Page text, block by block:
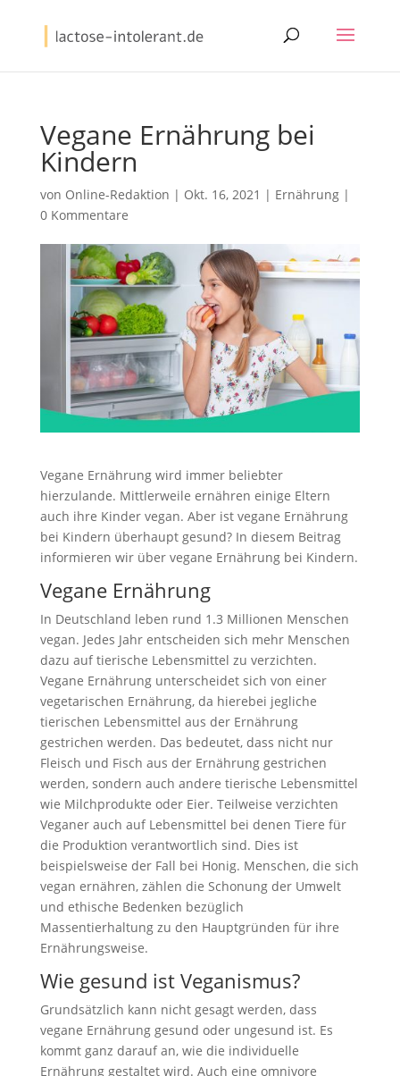
Vegane Ernährung bei
Kindern
von Online-Redaktion | Okt. 16, 2021 | Ernährung|
0 Kommentare
Vegane Ernährung wird immer beliebter
hierzulande. Mittlerweile ernähren einige Eltern
auch ihre Kinder vegan. Aber ist vegane Ernährung
bei Kindern überhaupt gesund? In diesem Beitrag
informieren wir über vegane Ernährung bei Kindern.
Vegane Ernährung
In Deutschland leben rund 1.3 Millionen Menschen
vegan. Jedes Jahr entscheiden sich mehr Menschen
dazu auf tierische Lebensmittel zu verzichten.
Vegane Ernährung unterscheidet sich von einer
vegetarischen Ernährung, da hierebei jegliche
tierischen Lebensmittel aus der Ernährung
gestrichen werden. Das bedeutet, dass nicht nur
Fleisch und Fisch aus der Ernährung gestrichen
werden, sondern auch andere tierische Lebensmittel
wie Milchprodukte oder Eier. Teilweise verzichten
Veganer auch auf Lebensmittel bei denen Tiere für
die Produktion verantwortlich sind. Dies ist
beispielsweise der Fall bei Honig. Menschen, die sich
vegan ernähren, zählen die Schonung der Umwelt
und ethische Bedenken bezüglich
Massentierhaltung zu den Hauptgründen für ihre
Ernährungsweise.
Wie gesund ist Veganismus?
Grundsätzlich kann nicht gesagt werden, dass
vegane Ernährung gesund oder ungesund ist. Es
kommt ganz darauf an, wie die individuelle
Ernährung gestaltet wird. Auch eine omnivore